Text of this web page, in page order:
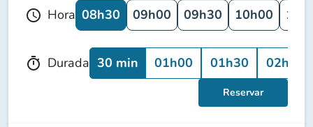
schedule Hora 08h30 09h00 09h30 10h00
timer Durada 30 min 01h00 01h30 02h00
Reservar